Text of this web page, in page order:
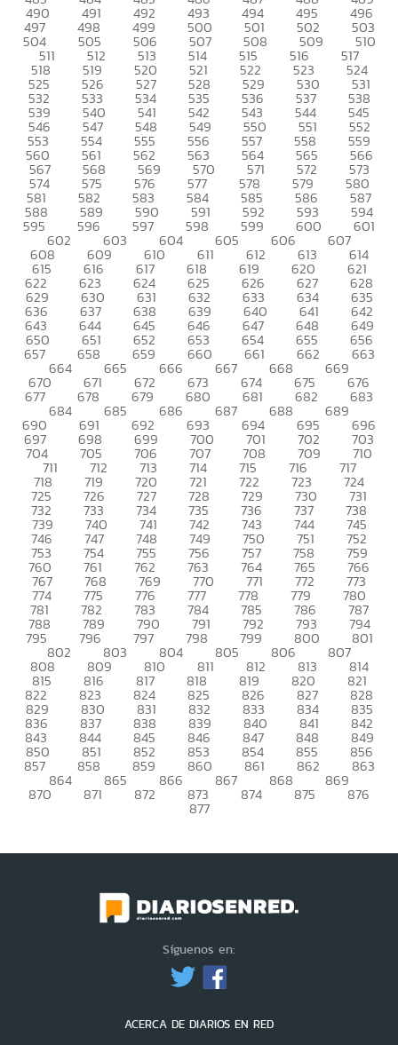
490 491 492 493 494 495 496
497 498 499 500 501 502 503
504 505 506 507 508 509 510
511 512 513 514 515 516 517
518 519 520 521 522 523 524
525 526 527 528 529 530 531
532 533 534 535 536 537 538
539 540 541 542 543 544 545
546 547 548 549 550 551 552
553 554 555 556 557 558 559
560 561 562 563 564 565 566
567 568 569 570 571 572 573
574 575 576 577 578 579 580
581 582 583 584 585 586 587
588 589 590 591 592 593 594
595 596 597 598 599 600 601
602 603 604 605 606 607
608 609 610 611 612 613 614
615 616 617 618 619 620 621
622 623 624 625 626 627 628
629 630 631 632 633 634 635
636 637 638 639 640 641 642
643 644 645 646 647 648 649
650 651 652 653 654 655 656
657 658 659 660 661 662 663
664 665 666 667 668 669
670 671 672 673 674 675 676
677 678 679 680 681 682 683
684 685 686 687 688 689
690 691 692 693 694 695 696
697 698 699 700 701 702 703
704 705 706 707 708 709 710
711 712 713 714 715 716 717
718 719 720 721 722 723 724
725 726 727 728 729 730 731
732 733 734 735 736 737 738
739 740 741 742 743 744 745
746 747 748 749 750 751 752
753 754 755 756 757 758 759
760 761 762 763 764 765 766
767 768 769 770 771 772 773
774 775 776 777 778 779 780
781 782 783 784 785 786 787
788 789 790 791 792 793 794
795 796 797 798 799 800 801
802 803 804 805 806 807
808 809 810 811 812 813 814
815 816 817 818 819 820 821
822 823 824 825 826 827 828
829 830 831 832 833 834 835
836 837 838 839 840 841 842
843 844 845 846 847 848 849
850 851 852 853 854 855 856
857 858 859 860 861 862 863
864 865 866 867 868 869
870 871 872 873 874 875 876
877
Síguenos en:
ACERCA DE DIARIOS EN RED